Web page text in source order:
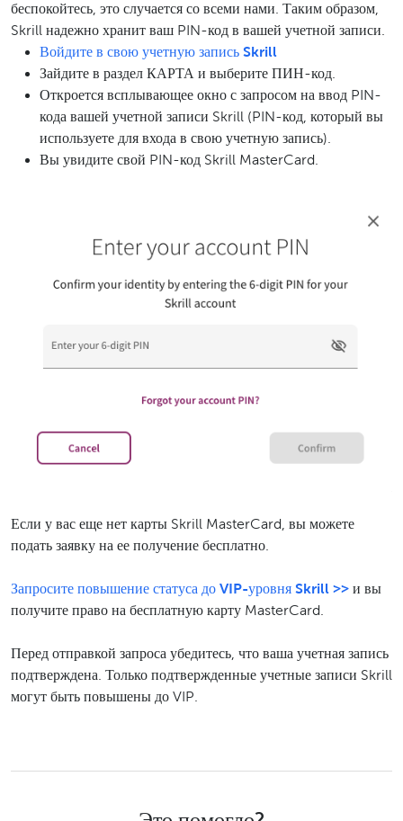
беспокойтесь, это случается со всеми нами. Таким образом,
Skrill надежно хранит ваш PIN-код в вашей учетной записи.
Войдите в свою учетную запись Skrill
Зайдите в раздел КАРТА и выберите ПИН-код.
Откроется всплывающее окно с запросом на ввод PIN-
кода вашей учетной записи Skrill (PIN-код, который вы
используете для входа в свою учетную запись).
Вы увидите свой PIN-код Skrill MasterCard.
Если у вас еще нет карты Skrill MasterCard, вы можете
подать заявку на ее получение бесплатно.
Запросите повышение статуса до VIP-уровня Skrill >> и вы
получите право на бесплатную карту MasterCard.
Перед отправкой запроса убедитесь, что ваша учетная запись
подтверждена. Только подтвержденные учетные записи Skrill
могут быть повышены до VIP.